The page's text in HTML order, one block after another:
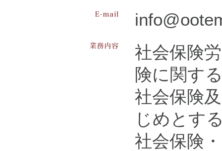
社会保険
険に関す
社会保険
じめとす
社会保険